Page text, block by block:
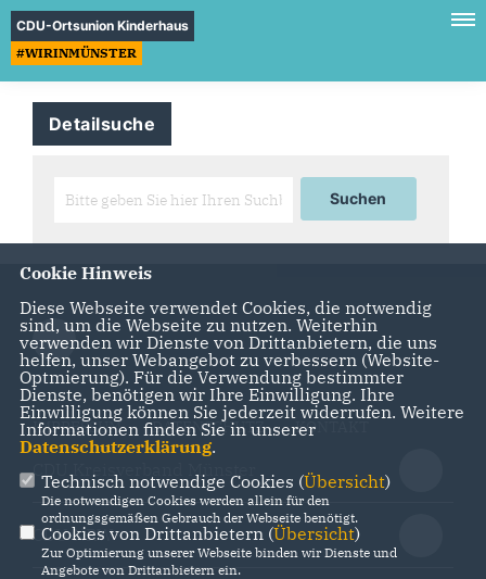
CDU-Ortsunion Kinderhaus
#WIRINMÜNSTER
Detailsuche
IMPRESSUM DATENSCHUTZ KONTAKT
CDU Kreisverband Münster
CDU NRW
Cookie Hinweis
Diese Webseite verwendet Cookies, die notwendig
sind, um die Webseite zu nutzen. Weiterhin
verwenden wir Dienste von Drittanbietern, die uns
helfen, unser Webangebot zu verbessern (Website-
Optmierung). Für die Verwendung bestimmter
Dienste, benötigen wir Ihre Einwilligung. Ihre
Einwilligung können Sie jederzeit widerrufen. Weitere
Informationen finden Sie in unserer
Datenschutzerklärung.
Technisch notwendige Cookies (Übersicht)
Die notwendigen Cookies werden allein für den
ordnungsgemäßen Gebrauch der Webseite benötigt.
Cookies von Drittanbietern (Übersicht)
Zur Optimierung unserer Webseite binden wir Dienste und
Angebote von Drittanbietern ein.